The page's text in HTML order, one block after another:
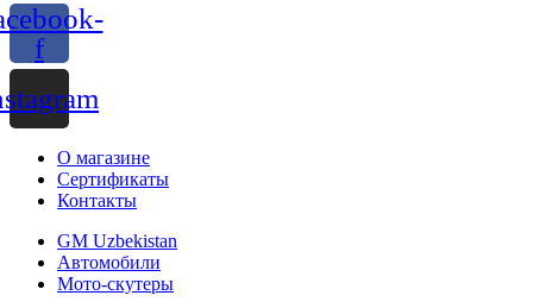
f
О магазине
Сертификаты
Контакты
GM Uzbekistan
Автомобили
Мото-скутеры